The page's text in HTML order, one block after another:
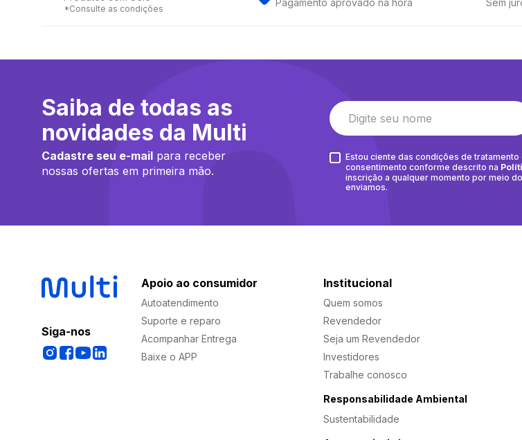
*Consulte as condições
Pagamento aprovado na hora Sem
Saiba de todas as
novidades da Multi
Cadastre seu e-mail para receber
nossas ofertas em primeira mão.
Estou ciente das condições de
consentimento conforme descrito na
inscrição a qualquer momento por meio
enviamos.
Siga-nos
Apoio ao consumidor
Autoatendimento
Suporte e reparo
Acompanhar Entrega
Baixe o APP
Institucional
Quem somos
Revendedor
Seja um Revendedor
Investidores
Trabalhe conosco
Responsabilidade Ambiental
Sustentabilidade